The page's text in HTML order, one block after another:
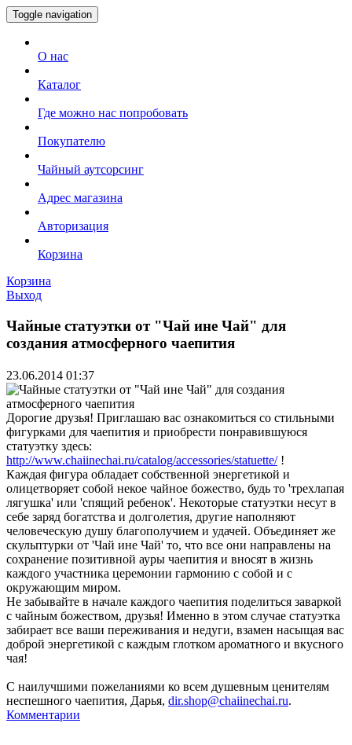
Toggle navigation
О нас
Каталог
Где можно нас попробовать
Покупателю
Чайный аутсорсинг
Адрес магазина
Авторизация
Корзина
Корзина
Выход
Чайные статуэтки от "Чай ине Чай" для
создания атмосферного чаепития
23.06.2014 01:37
Дорогие друзья! Приглашаю вас ознакомиться со стильными
фигурками для чаепития и приобрести понравившуюся
статуэтку здесь:
http://www.chaiinechai.ru/catalog/accessories/statuette/!
Каждая фигура обладает собственной энергетикой и
олицетворяет собой некое чайное божество, будь то 'трехлапая
лягушка' или 'спящий ребенок'. Некоторые статуэтки несут в
себе заряд богатства и долголетия, другие наполняют
человеческую душу благополучием и удачей. Объединяет же
скульптурки от 'Чай ине Чай' то, что все они направлены на
сохранение позитивной ауры чаепития и вносят в жизнь
каждого участника церемонии гармонию с собой и с
окружающим миром.
Не забывайте в начале каждого чаепития поделиться заваркой
с чайным божеством, друзья! Именно в этом случае статуэтка
забирает все ваши переживания и недуги, взамен насыщая вас
доброй энергетикой с каждым глотком ароматного и вкусного
чая!
С наилучшими пожеланиями ко всем душевным ценителям
неспешного чаепития, Дарья, dir.shop@chaiinechai.ru.
Комментарии